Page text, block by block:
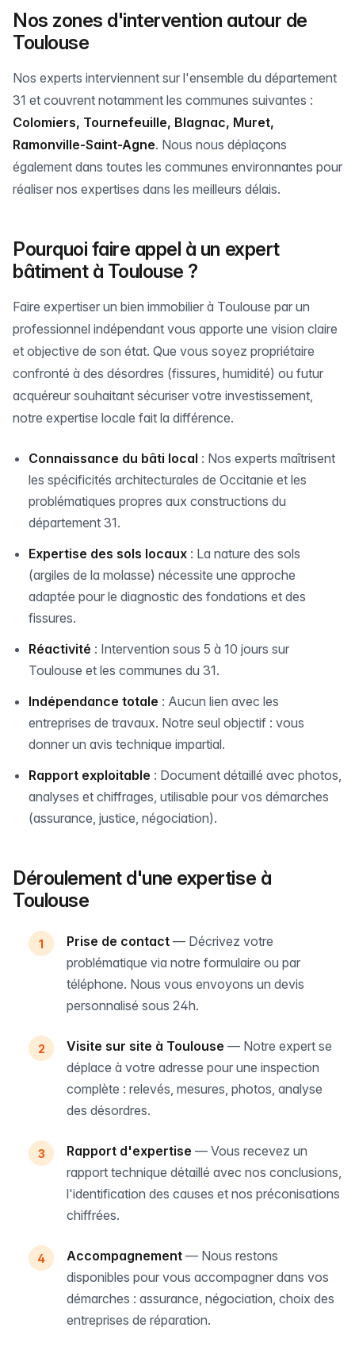
Nos zones d'intervention autour de
Toulouse
Nos experts interviennent sur l'ensemble du département
31 et couvrent notamment les communes suivantes :
Colomiers, Tournefeuille, Blagnac, Muret,
Ramonville-Saint-Agne. Nous nous déplaçons
également dans toutes les communes environnantes pour
réaliser nos expertises dans les meilleurs délais.
Pourquoi faire appel à un expert
bâtiment à Toulouse ?
Faire expertiser un bien immobilier à Toulouse par un
professionnel indépendant vous apporte une vision claire
et objective de son état. Que vous soyez propriétaire
confronté à des désordres (fissures, humidité) ou futur
acquéreur souhaitant sécuriser votre investissement,
notre expertise locale fait la différence.
Connaissance du bâti local : Nos experts maîtrisent
les spécificités architecturales de Occitanie et les
problématiques propres aux constructions du
département 31.
Expertise des sols locaux : La nature des sols
(argiles de la molasse) nécessite une approche
adaptée pour le diagnostic des fondations et des
fissures.
Réactivité : Intervention sous 5 à 10 jours sur
Toulouse et les communes du 31.
Indépendance totale : Aucun lien avec les
entreprises de travaux. Notre seul objectif : vous
donner un avis technique impartial.
Rapport exploitable : Document détaillé avec photos,
analyses et chiffrages, utilisable pour vos démarches
(assurance, justice, négociation).
Déroulement d'une expertise à
Toulouse
Prise de contact — Décrivez votre
problématique via notre formulaire ou par
téléphone. Nous vous envoyons un devis
personnalisé sous 24h.
Visite sur site à Toulouse — Notre expert se
déplace à votre adresse pour une inspection
complète : relevés, mesures, photos, analyse
des désordres.
Rapport d'expertise — Vous recevez un
rapport technique détaillé avec nos conclusions,
l'identification des causes et nos préconisations
chiffrées.
Accompagnement — Nous restons
disponibles pour vous accompagner dans vos
démarches : assurance, négociation, choix des
entreprises de réparation.